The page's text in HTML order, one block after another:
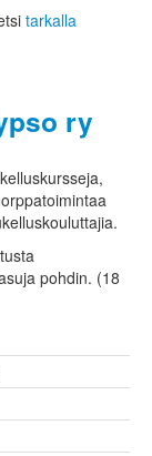
tarkalla
ry
pohdin. (18